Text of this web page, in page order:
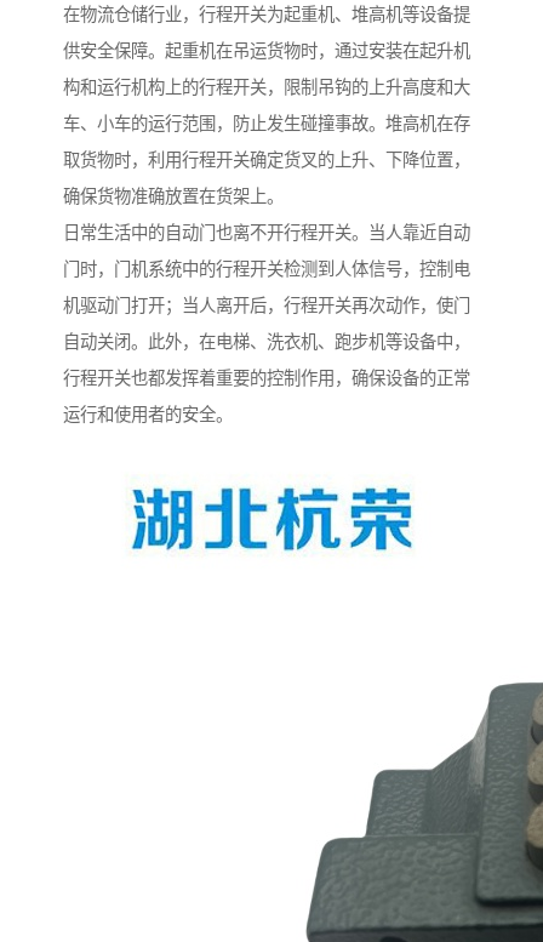
在物流仓储行业，行程开关为起重机、堆高机等设备提
供安全保障。起重机在吊运货物时，通过安装在起升机
构和运行机构上的行程开关，限制吊钩的上升高度和大
车、小车的运行范围，防止发生碰撞事故。堆高机在存
取货物时，利用行程开关确定货叉的上升、下降位置，
确保货物准确放置在货架上。
日常生活中的自动门也离不开行程开关。当人靠近自动
门时，门机系统中的行程开关检测到人体信号，控制电
机驱动门打开；当人离开后，行程开关再次动作，使门
自动关闭。此外，在电梯、洗衣机、跑步机等设备中，
行程开关也都发挥着重要的控制作用，确保设备的正常
运行和使用者的安全。